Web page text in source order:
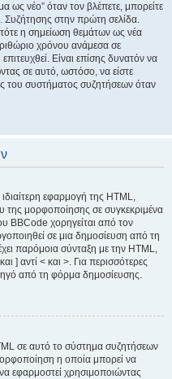
ως νέο” όταν τον βλέπετε, μπορείτε
Συζήτησης στην πρώτη σελίδα.
η σημείωση θεμάτων ως νέα
χρόνου ανάμεσα σε
Είναι επίσης δυνατόν να
σε αυτό, ωστόσο, να είστε
του συστήματος συζητήσεων όταν
εφαρμογή της HTML,
της μορφοποίησης σε συγκεκριμένα
BBCode χορηγείται από τον
σε μια δημοσίευση από τη
παρόμοια σύνταξη με την HTML,
] αντί < και >. Για περισσότερες
από τη φόρμα δημοσίευσης.
σε αυτό το σύστημα συζητήσεων
η οποία μπορεί να
εφαρμοστεί χρησιμοποιώντας